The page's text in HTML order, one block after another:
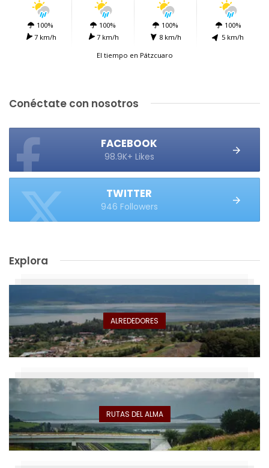
100%
7 km/h
100%
7 km/h
100%
8 km/h
100%
5 km/h
El tiempo en Pátzcuaro
Conéctate con nosotros
FACEBOOK
98.9K+ Likes
TWITTER
946 Followers
Explora
ALREDEDORES
RUTAS DEL ALMA